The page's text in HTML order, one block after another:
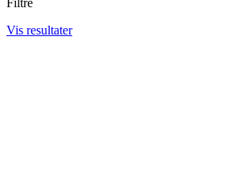
Filtre
Vis resultater